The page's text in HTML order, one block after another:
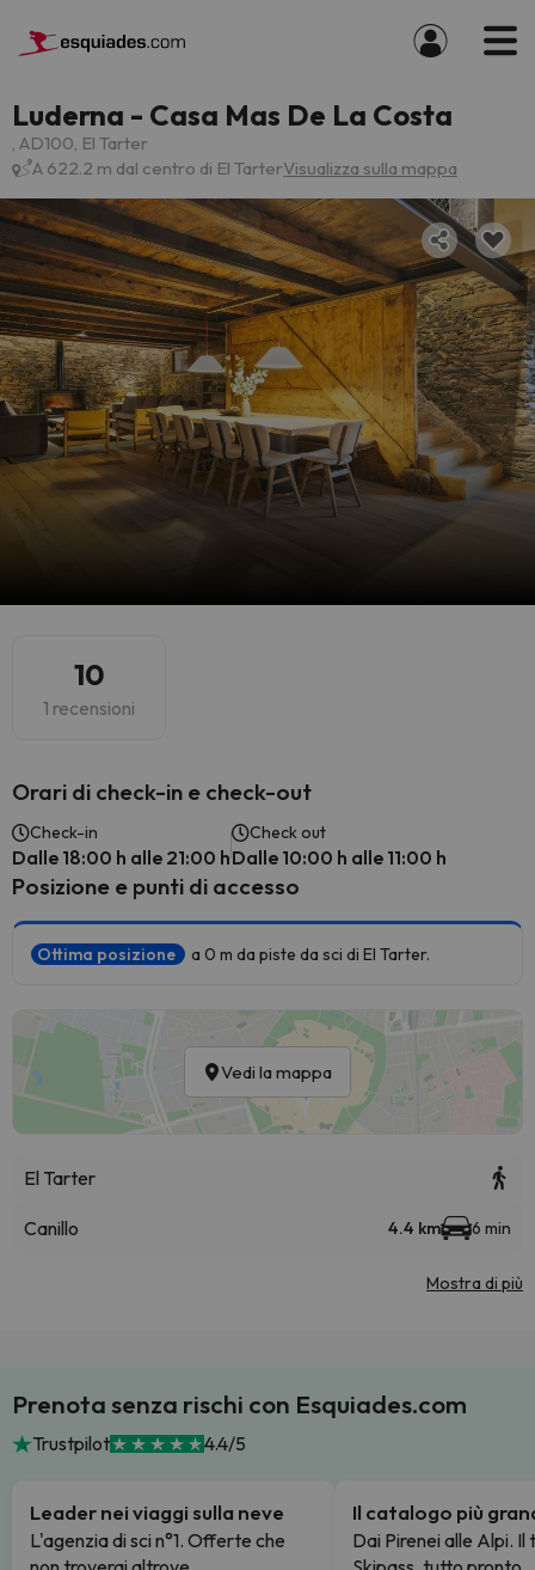
Luderna - Casa Mas De La Costa
, AD100, El Tarter
A 622.2 m dal centro di El TarterVisualizza sulla mappa
10
1 recensioni
Orari di check-in e check-out
Check-in
Dalle 18:00 h alle 21:00 h
Check out
Dalle 10:00 h alle 11:00 h
Posizione e punti di accesso
Ottima posizione a 0 m da piste da sci di El Tarter.
Vedi la mappa
El Tarter
Canillo 4.4 km 6 min
Mostra di più
Prenota senza rischi con Esquiades.com
Trustpilot 4.4/5
Leader nei viaggi sulla neve
L'agenzia di sci n°1. Offerte che
Il catalogo più
Dai Pirenei alle Alpi. Il